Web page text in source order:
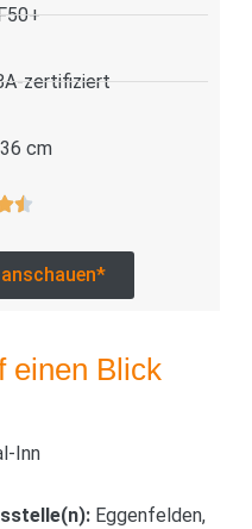
zertifiziert
cm
einen Blick
Inn
Eggenfelden,